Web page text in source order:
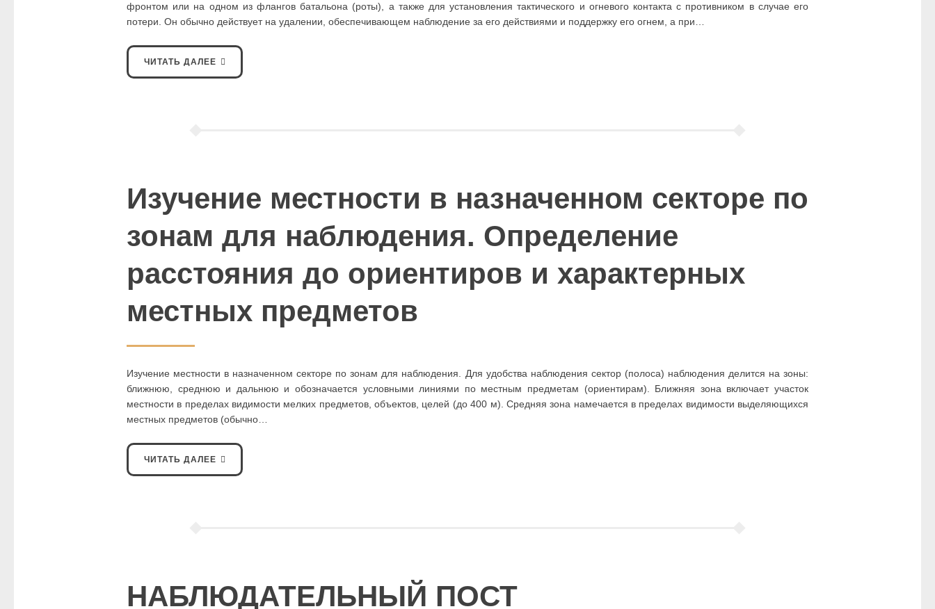
фронтом или на одном из флангов батальона (роты), а также для установления тактического и огневого контакта с противником в случае его
потери. Он обычно действует на удалении, обеспечивающем наблюдение за его действиями и поддержку его огнем, а при…
ЧИТАТЬ ДАЛЕЕ
Изучение местности в назначенном секторе по
зонам для наблюдения. Определение
расстояния до ориентиров и характерных
местных предметов
Изучение местности в назначенном секторе по зонам для наблюдения. Для удобства наблюдения сектор (полоса) наблюдения делится на зоны:
ближнюю, среднюю и дальнюю и обозначается условными линиями по местным предметам (ориентирам). Ближняя зона включает участок
местности в пределах видимости мелких предметов, объектов, целей (до 400 м). Средняя зона намечается в пределах видимости выделяющихся
местных предметов (обычно…
ЧИТАТЬ ДАЛЕЕ
НАБЛЮДАТЕЛЬНЫЙ ПОСТ